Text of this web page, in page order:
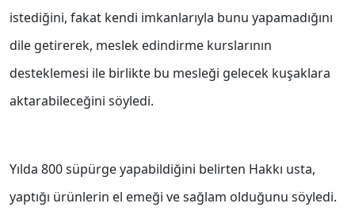
istediğini, fakat kendi imkanlarıyla bunu yapamadığını
dile getirerek, meslek edindirme kurslarının
desteklemesi ile birlikte bu mesleği gelecek kuşaklara
aktarabileceğini söyledi.
Yılda 800 süpürge yapabildiğini belirten Hakkı usta,
yaptığı ürünlerin el emeği ve sağlam olduğunu söyledi.